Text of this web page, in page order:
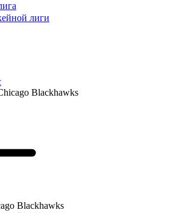
лиги
Blackhawks